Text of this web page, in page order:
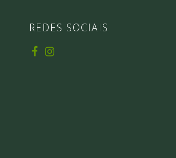
REDES SOCIAIS